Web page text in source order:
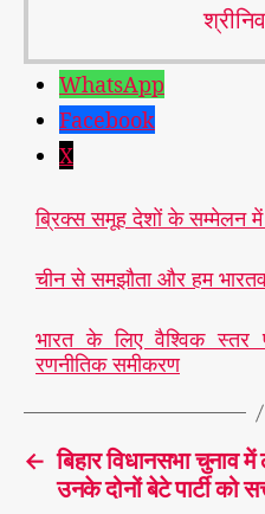
WhatsApp
Facebook
X
ब्रिक्स समूह देशों के सम्मेलन
चीन से समझौता और हम
भारत के लिए वैश्विक
रणनीतिक समीकरण
← बिहार विधानसभा चुनाव
उनके दोनों बेटे पार्टी को